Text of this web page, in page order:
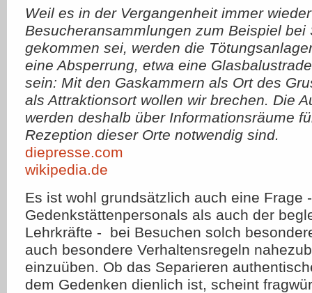
Weil es in der Vergangenheit immer
Besucheransammlungen zum Beispiel bei
gekommen sei, werden die
eine Absperrung, etwa eine
sein: Mit den Gaskammern als Ort des
als Attraktionsort wollen wir brechen. Die
werden deshalb über Informationsräume
Rezeption dieser Orte notwendig sind.
diepresse.com
wikipedia.de
Es ist wohl grundsätzlich auch eine Frage
Gedenkstättenpersonals als auch der
Lehrkräfte - bei Besuchen solch
auch besondere Verhaltensregeln
einzuüben. Ob das Separieren
dem Gedenken dienlich ist, scheint